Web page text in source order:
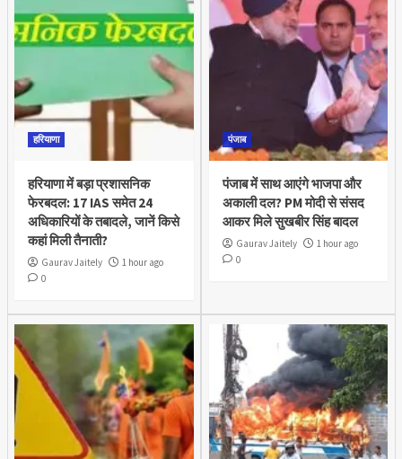
हरियाणा
हरियाणा में बड़ा प्रशासनिक
फेरबदल: 17 IAS समेत 24
अधिकारियों के तबादले, जानें किसे
कहां मिली तैनाती?
Gaurav Jaitely
1 hour ago
0
पंजाब
पंजाब में साथ आएंगे भाजपा और
अकाली दल? PM मोदी से संसद
आकर मिले सुखबीर सिंह बादल
Gaurav Jaitely
1 hour ago
0